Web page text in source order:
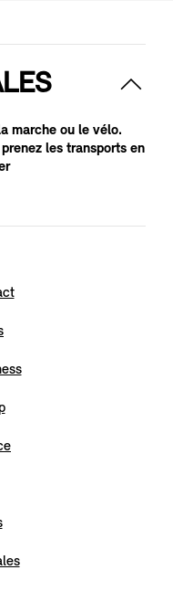
marche ou le vélo.
les transports en